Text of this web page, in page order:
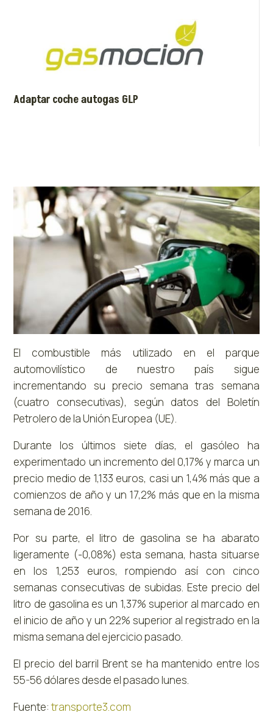
Adaptar coche autogas GLP
El combustible más utilizado en el parque
automovilístico de nuestro país sigue
incrementando su precio semana tras semana
(cuatro consecutivas), según datos del Boletín
Petrolero de la Unión Europea (UE).
Durante los últimos siete días, el gasóleo ha
experimentado un incremento del 0,17% y marca un
precio medio de 1,133 euros, casi un 1,4% más que a
comienzos de año y un 17,2% más que en la misma
semana de 2016.
Por su parte, el litro de gasolina se ha abarato
ligeramente (-0,08%) esta semana, hasta situarse
en los 1,253 euros, rompiendo así con cinco
semanas consecutivas de subidas. Este precio del
litro de gasolina es un 1,37% superior al marcado en
el inicio de año y un 22% superior al registrado en la
misma semana del ejercicio pasado.
El precio del barril Brent se ha mantenido entre los
55-56 dólares desde el pasado lunes.
Fuente:transporte3.com